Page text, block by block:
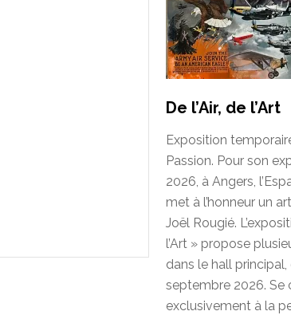
De l’Air, de l’Art
Exposition
Passion. Pour son
2026, à Angers,
met à l’honneur un
Joël Rougié.
l’Art » propose
dans le hall principal,
septembre 2026. Se
exclusivement à la